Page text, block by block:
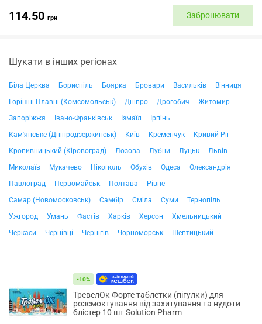
114.50 грн Забронювати
Шукати в інших регіонах
Біла Церква Бориспіль Боярка Бровари Васильків
Вінниця
Горішні Плавні (Комсомольськ)
Дніпро Дрогобич
Житомир
Запоріжжя
Івано-Франківськ Ізмаїл
Ірпінь
Кам'янське (Дніпродзержинськ)
Київ Кременчук
Кривий Ріг
Кропивницький (Кіровоград)
Лозова Лубни Луцьк
Львів
Миколаїв
Мукачево Нікополь Обухів Одеса
Олександрія
Павлоград
Первомайськ Полтава
Рівне
Самар (Новомосковськ)
Самбір Сміла Суми
Тернопіль
Ужгород
Умань Фастів Харків Херсон
Хмельницький
Черкаси
Чернівці Чернігів Чорноморськ Шептицький
-10%
ТревелОк Форте таблетки (пігулки) для
розсмоктування від захитування та нудоти
блістер 10 шт Solution Pharm